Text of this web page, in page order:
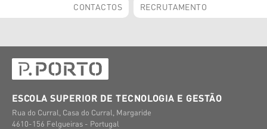
CONTACTOS RECRUTAMENTO
ESCOLA SUPERIOR DE TECNOLOGIA E GESTÃO
Rua do Curral, Casa do Curral, Margaride
4610-156 Felgueiras - Portugal